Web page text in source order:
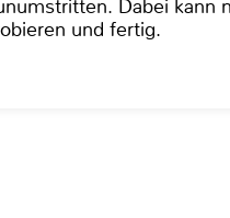
Dabei kann
und fertig.